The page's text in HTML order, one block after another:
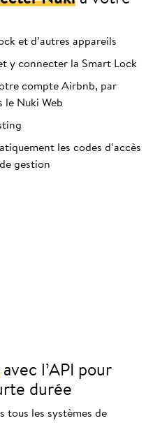
et d’autres appareils
y connecter la Smart Lock
compte Airbnb, par
le Nuki Web
les codes d’accès
gestion
avec l’API pour
durée
tous les systèmes de